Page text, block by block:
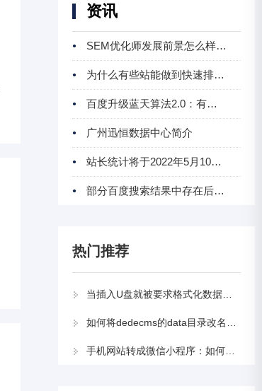
资讯
SEM优化师发展前景怎么样？适合女生吗？
为什么有些站能做到快速排名上首页
百度升级蓝天算法2.0：有目录出售的平台注意啦
广州迅恒数据中心简介
站长统计将于2022年5月10日起不再提供免费的网站
部分百度搜索结果中存在后退劫持的公告
热门推荐
当插入U盘就被要求格式化数据怎么办？
手机网站转成微信小程序：如何将手机站网站整